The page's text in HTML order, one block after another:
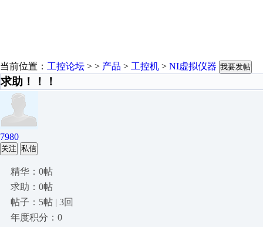
当前位置： 工控论坛 > > 产品 > 工控机 > NI虚拟仪器 我要发帖
求助！！！
7980
关注 私信
精华：0帖
求助：0帖
帖子：5帖 | 3回
年度积分：0